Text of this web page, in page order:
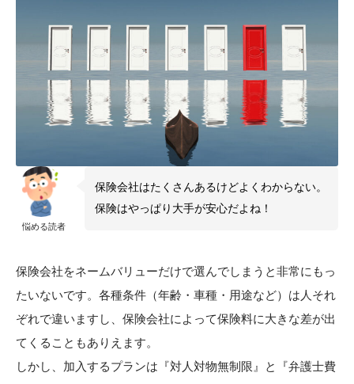
悩める読者
保険会社はたくさんあるけどよくわからない。
保険はやっぱり大手が安心だよね！
保険会社をネームバリューだけで選んでしまうと非常にもっ
たいないです。各種条件（年齢・車種・用途など）は人それ
ぞれで違いますし、保険会社によって保険料に大きな差が出
てくることもありえます。
しかし、加入するプランは『対人対物無制限』と『弁護士費